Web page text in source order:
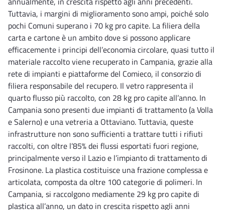
Tuttavia, i margini di miglioramento sono ampi, poiché solo
pochi Comuni superano i 70 kg pro capite. La filiera della
carta e cartone è un ambito dove si possono applicare
efficacemente i principi dell’economia circolare, quasi tutto il
materiale raccolto viene recuperato in Campania, grazie alla
rete di impianti e piattaforme del Comieco, il consorzio di
filiera responsabile del recupero. Il vetro rappresenta il
quarto flusso più raccolto, con 28 kg pro capite all’anno. In
Campania sono presenti due impianti di trattamento (a Volla
e Salerno) e una vetreria a Ottaviano. Tuttavia, queste
infrastrutture non sono sufficienti a trattare tutti i rifiuti
raccolti, con oltre l’85% dei flussi esportati fuori regione,
principalmente verso il Lazio e l’impianto di trattamento di
Frosinone. La plastica costituisce una frazione complessa e
articolata, composta da oltre 100 categorie di polimeri. In
Campania, si raccolgono mediamente 29 kg pro capite di
plastica all’anno, un dato in crescita rispetto agli anni